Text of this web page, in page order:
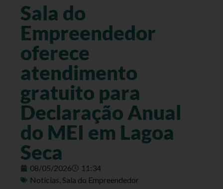
Sala do
Empreendedor
oferece
atendimento
gratuito para
Declaração Anual
do MEI em Lagoa
Seca
08/05/2026
11:34
Notícias,Sala do Empreendedor